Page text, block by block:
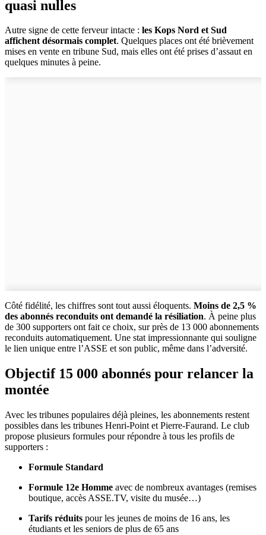
quasi nulles
Autre signe de cette ferveur intacte : les Kops Nord et Sud
affichent désormais complet. Quelques places ont été brièvement
mises en vente en tribune Sud, mais elles ont été prises d’assaut en
quelques minutes à peine.
Côté fidélité, les chiffres sont tout aussi éloquents. Moins de 2,5 %
des abonnés reconduits ont demandé la résiliation. À peine plus
de 300 supporters ont fait ce choix, sur près de 13 000 abonnements
reconduits automatiquement. Une stat impressionnante qui souligne
le lien unique entre l’ASSE et son public, même dans l’adversité.
Objectif 15 000 abonnés pour relancer la
montée
Avec les tribunes populaires déjà pleines, les abonnements restent
possibles dans les tribunes Henri-Point et Pierre-Faurand. Le club
propose plusieurs formules pour répondre à tous les profils de
supporters :
Formule Standard
Formule 12e Homme avec de nombreux avantages (remises
boutique, accès ASSE.TV, visite du musée…)
Tarifs réduits pour les jeunes de moins de 16 ans, les
étudiants et les seniors de plus de 65 ans